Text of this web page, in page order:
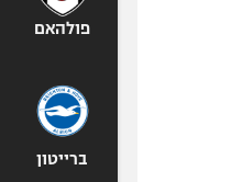
פולהאם
ברייטון